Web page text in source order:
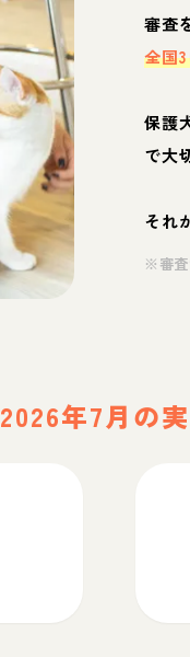
審査
全国
保護
で大
それ
※審査
2026年7月の